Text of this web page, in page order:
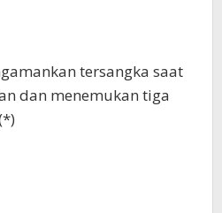
tersangka saat
dan menemukan tiga